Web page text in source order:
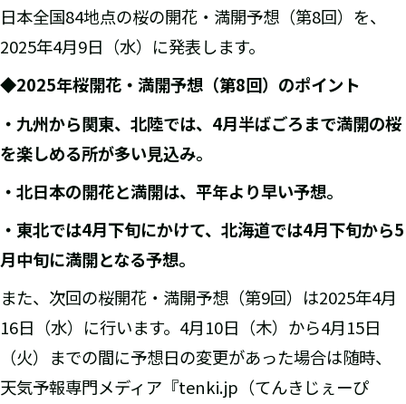
日本全国84地点の桜の開花・満開予想（第8回）を、
2025年4月9日（水）に発表します。
◆2025年桜開花・満開予想（第8回）のポイント
・九州から関東、北陸では、4月半ばごろまで満開の桜
を楽しめる所が多い見込み。
・北日本の開花と満開は、平年より早い予想。
・東北では4月下旬にかけて、北海道では4月下旬から5
月中旬に満開となる予想。
また、次回の桜開花・満開予想（第9回）は2025年4月
16日（水）に行います。4月10日（木）から4月15日
（火）までの間に予想日の変更があった場合は随時、
天気予報専門メディア『tenki.jp（てんきじぇーぴ